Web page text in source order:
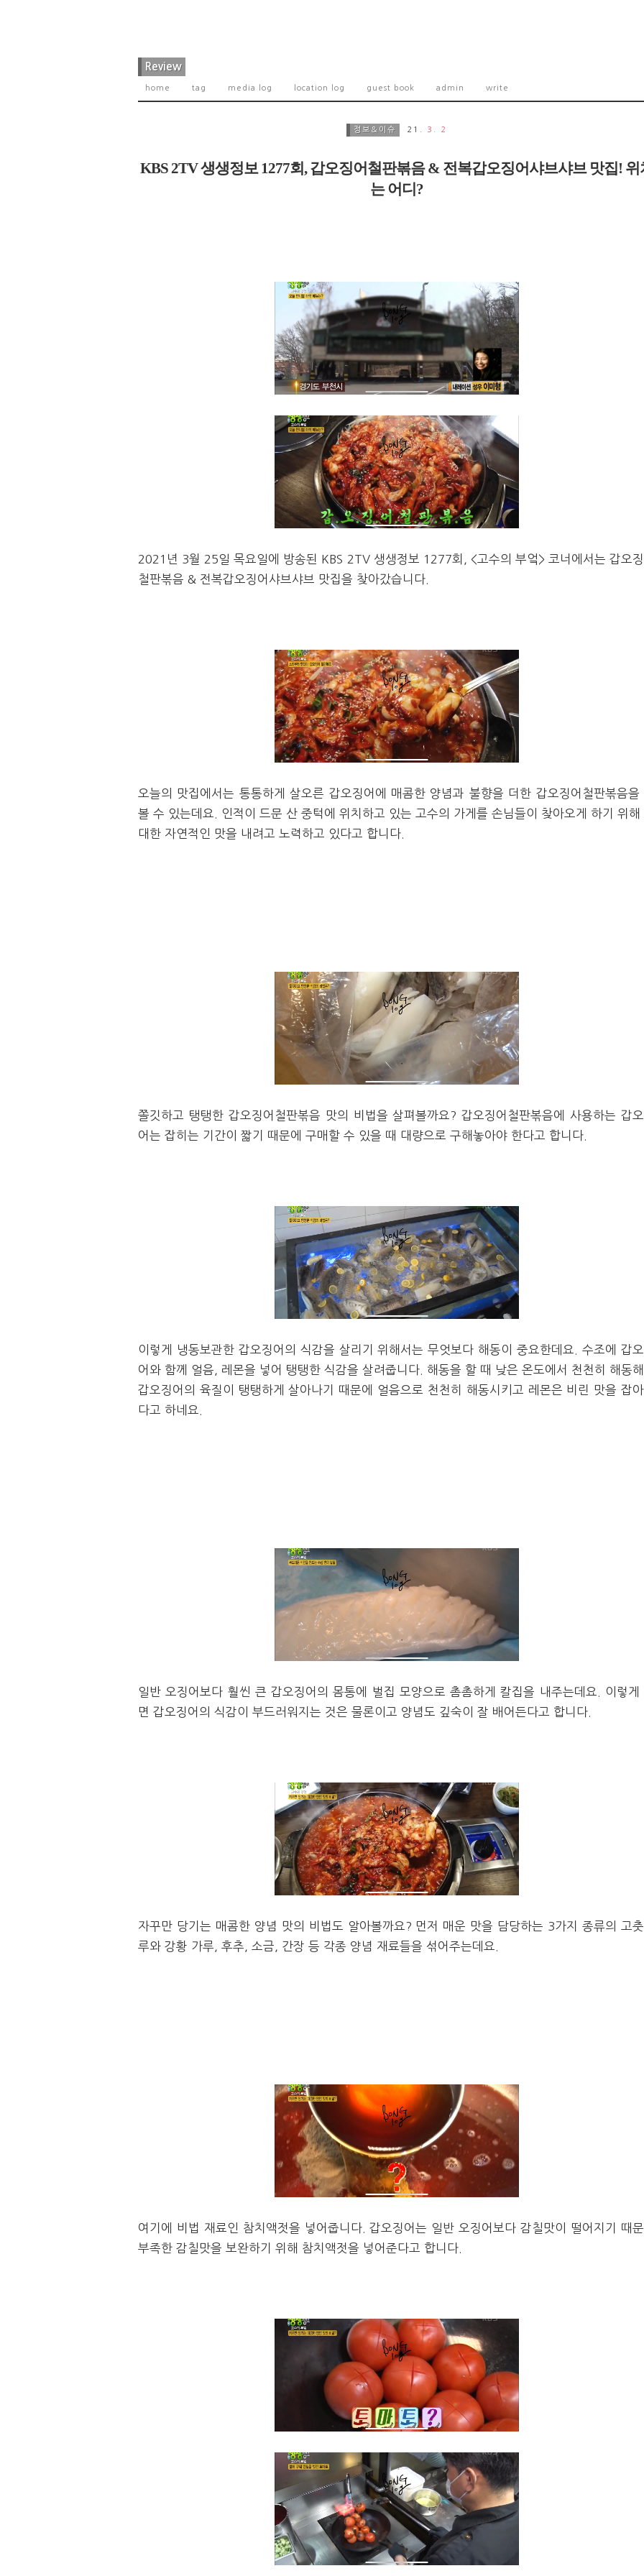
Review
home tag media log location log guest book admin write
정보&이슈 21. 3. 2
KBS 2TV 생생정보 1277회, 갑오징어철판볶음 & 전복갑오징어샤브샤브 맛집! 위
는 어디?
2021년 3월 25일 목요일에 방송된 KBS 2TV 생생정보 1277회, <고수의 부엌> 코너에서는 갑오
철판볶음 & 전복갑오징어샤브샤브 맛집을 찾아갔습니다.
오늘의 맛집에서는 통통하게 살오른 갑오징어에 매콤한 양념과 불향을 더한 갑오징어철판볶음을
볼 수 있는데요. 인적이 드문 산 중턱에 위치하고 있는 고수의 가게를 손님들이 찾아오게 하기 위해
대한 자연적인 맛을 내려고 노력하고 있다고 합니다.
쫄깃하고 탱탱한 갑오징어철판볶음 맛의 비법을 살펴볼까요? 갑오징어철판볶음에 사용하는 갑
어는 잡히는 기간이 짧기 때문에 구매할 수 있을 때 대량으로 구해놓아야 한다고 합니다.
이렇게 냉동보관한 갑오징어의 식감을 살리기 위해서는 무엇보다 해동이 중요한데요. 수조에 갑
어와 함께 얼음, 레몬을 넣어 탱탱한 식감을 살려줍니다. 해동을 할 때 낮은 온도에서 천천히 해동
갑오징어의 육질이 탱탱하게 살아나기 때문에 얼음으로 천천히 해동시키고 레몬은 비린 맛을 잡
다고 하네요.
일반 오징어보다 훨씬 큰 갑오징어의 몸통에 벌집 모양으로 촘촘하게 칼집을 내주는데요. 이렇게
면 갑오징어의 식감이 부드러워지는 것은 물론이고 양념도 깊숙이 잘 배어든다고 합니다.
자꾸만 당기는 매콤한 양념 맛의 비법도 알아볼까요? 먼저 매운 맛을 담당하는 3가지 종류의 고
루와 강황 가루, 후추, 소금, 간장 등 각종 양념 재료들을 섞어주는데요.
여기에 비법 재료인 참치액젓을 넣어줍니다. 갑오징어는 일반 오징어보다 감칠맛이 떨어지기 때
부족한 감칠맛을 보완하기 위해 참치액젓을 넣어준다고 합니다.